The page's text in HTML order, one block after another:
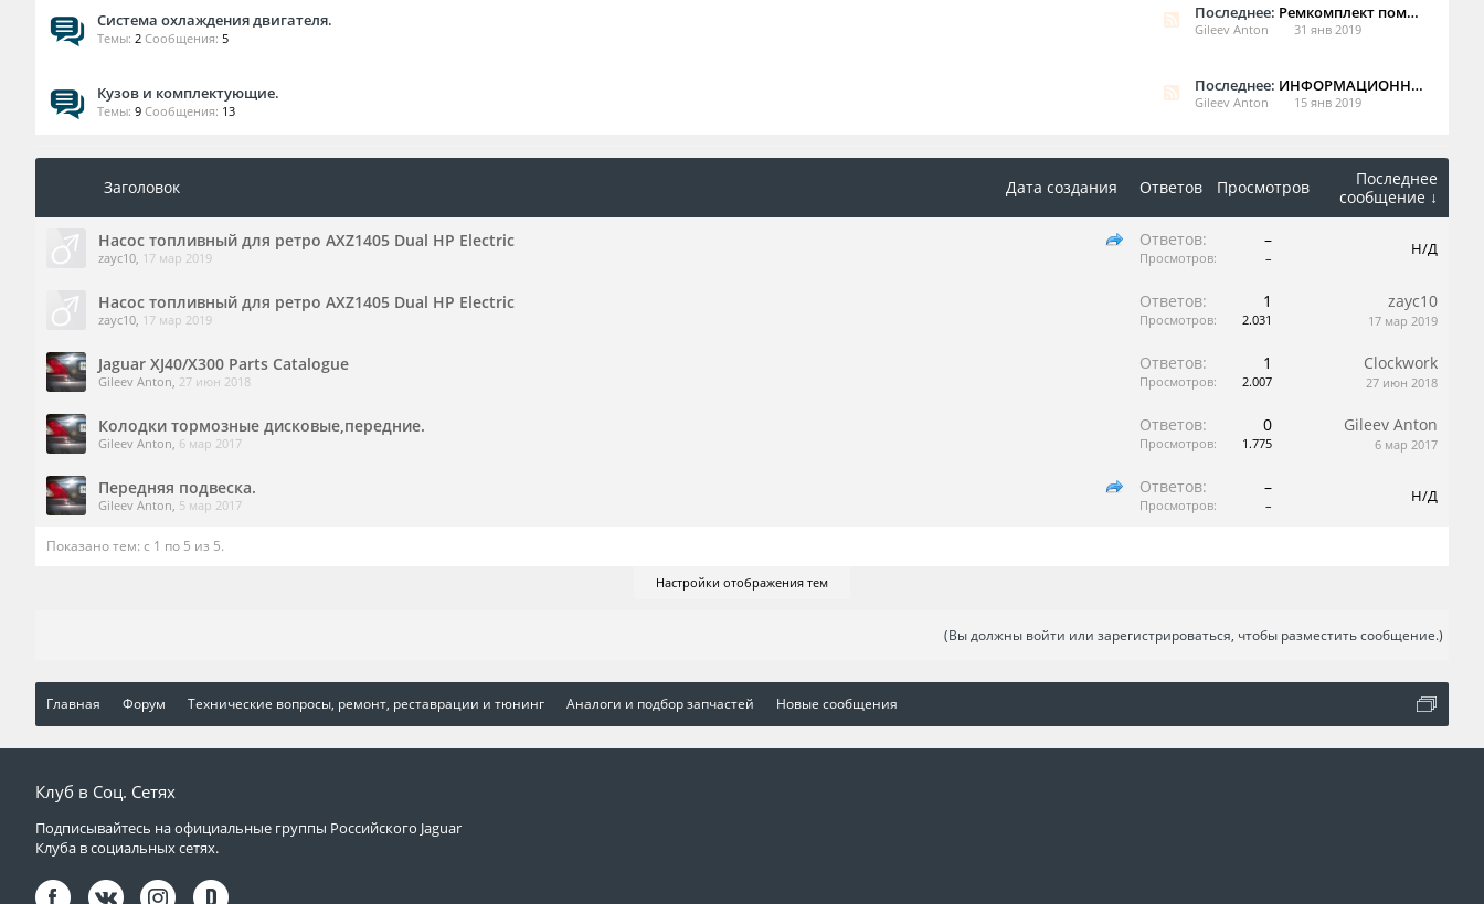
Система охлаждения двигателя.
Темы: 2 Сообщения: 5
Последнее: Ремкомплект помпы Jaguar X300
Gileev Anton 31 янв 2019
Кузов и комплектующие.
Темы: 9 Сообщения: 13
Последнее: ИНФОРМАЦИОННЫЕ И ПРЕДУПРЕЖДАЮЩИЕ НАДПИСИ XJ VIN от G00442 до H32732
Gileev Anton 15 янв 2019
Заголовок Дата создания Ответов Просмотров
Последнее
сообщение ↓
Насос топливный для ретро AXZ1405 Dual HP Electric
zayc10, 17 мар 2019
Ответов: –
Просмотров: – Н/Д
Насос топливный для ретро AXZ1405 Dual HP Electric
zayc10, 17 мар 2019
Ответов: 1
Просмотров: 2.031
zayc10
17 мар 2019
Jaguar XJ40/X300 Parts Catalogue
Gileev Anton, 27 июн 2018
Ответов: 1
Просмотров: 2.007
Clockwork
27 июн 2018
Колодки тормозные дисковые,передние.
Gileev Anton, 6 мар 2017
Ответов: 0
Просмотров: 1.775
Gileev Anton
6 мар 2017
Передняя подвеска.
Gileev Anton, 5 мар 2017
Ответов: –
Просмотров: – Н/Д
Показано тем: с 1 по 5 из 5.
Настройки отображения тем
(Вы должны войти или зарегистрироваться, чтобы разместить сообщение.)
Главная Форум Технические вопросы, ремонт, реставрации и тюнинг Аналоги и подбор запчастей Новые сообщения
Клуб в Соц. Сетях
Подписывайтесь на официальные группы Российского Jaguar
Клуба в социальных сетях.